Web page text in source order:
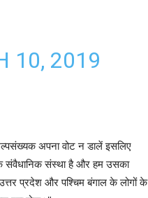
10, 2019
अपना वोट न डालें इसलिए
संवैधानिक संस्था है और हम उसका
प्रदेश और पश्चिम बंगाल के लोगों के